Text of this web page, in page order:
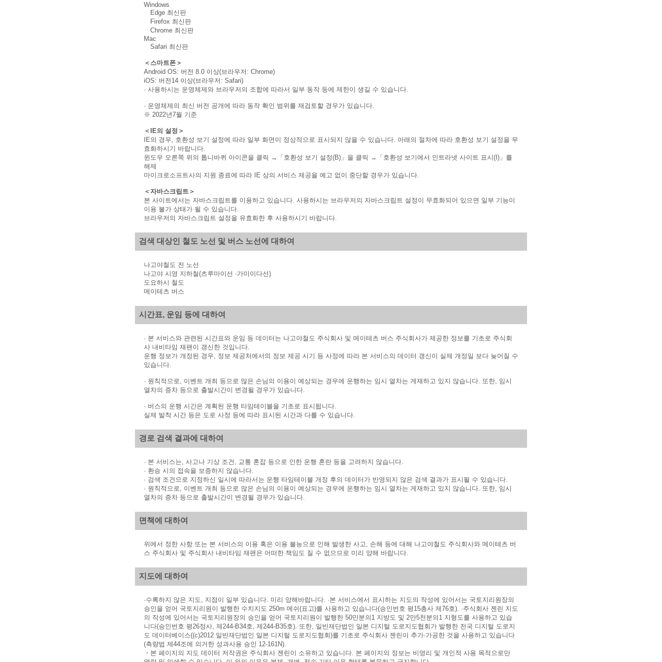
Windows
Edge 최신판
Firefox 최신판
Chrome 최신판
Mac
Safari 최신판
＜스마트폰＞
Android OS: 버전 8.0 이상(브라우저: Chrome)
iOS: 버전14 이상(브라우저: Safari)
· 사용하시는 운영체제와 브라우저의 조합에 따라서 일부 동작 등에 제한이 생길 수 있습니다.
· 운영체제의 최신 버전 공개에 따라 동작 확인 범위를 재검토할 경우가 있습니다.
※ 2022년7월 기준
＜IE의 설정＞
IE의 경우, 호환성 보기 설정에 따라 일부 화면이 정상적으로 표시되지 않을 수 있습니다. 아래의 절차에 따라 호환성 보기 설정을 무
효화하시기 바랍니다.
윈도우 오른쪽 위의 톱니바퀴 아이콘을 클릭 →「호환성 보기 설정(B)」을 클릭 →「호환성 보기에서 인트라넷 사이트 표시(I)」를
해제
마이크로소프트사의 지원 종료에 따라 IE 상의 서비스 제공을 예고 없이 중단할 경우가 있습니다.
＜자바스크립트＞
본 사이트에서는 자바스크립트를 이용하고 있습니다. 사용하시는 브라우저의 자바스크립트 설정이 무효화되어 있으면 일부 기능이
이용 불가 상태가 될 수 있습니다.
브라우저의 자바스크립트 설정을 유효화한 후 사용하시기 바랍니다.
검색 대상인 철도 노선 및 버스 노선에 대하여
나고야철도 전 노선
나고야 시영 지하철(츠루마이선 ·가미이다선)
도요하시 철도
메이테츠 버스
시간표, 운임 등에 대하여
· 본 서비스와 관련된 시간표와 운임 등 데이터는 나고야철도 주식회사 및 메이테츠 버스 주식회사가 제공한 정보를 기초로 주식회
사 내비타임 재팬이 갱신한 것입니다.
운행 정보가 개정된 경우, 정보 제공처에서의 정보 제공 시기 등 사정에 따라 본 서비스의 데이터 갱신이 실제 개정일 보다 늦어질 수
있습니다.
· 원칙적으로, 이벤트 개최 등으로 많은 손님의 이용이 예상되는 경우에 운행하는 임시 열차는 게재하고 있지 않습니다. 또한, 임시
열차의 증차 등으로 출발시간이 변경될 경우가 있습니다.
· 버스의 운행 시간은 계획된 운행 타임테이블을 기초로 표시됩니다.
실제 발착 시간 등은 도로 사정 등에 따라 표시된 시간과 다를 수 있습니다.
경로 검색 결과에 대하여
· 본 서비스는, 사고나 기상 조건, 교통 혼잡 등으로 인한 운행 혼란 등을 고려하지 않습니다.
· 환승 시의 접속을 보증하지 않습니다.
· 검색 조건으로 지정하신 일시에 따라서는 운행 타임테이블 개정 후의 데이터가 반영되지 않은 검색 결과가 표시될 수 있습니다.
· 원칙적으로, 이벤트 개최 등으로 많은 손님의 이용이 예상되는 경우에 운행하는 임시 열차는 게재하고 있지 않습니다. 또한, 임시
열차의 증차 등으로 출발시간이 변경될 경우가 있습니다.
면책에 대하여
위에서 정한 사항 또는 본 서비스의 이용 혹은 이용 불능으로 인해 발생한 사고, 손해 등에 대해 나고야철도 주식회사와 메이테츠 버
스 주식회사 및 주식회사 내비타임 재팬은 어떠한 책임도 질 수 없으므로 미리 양해 바랍니다.
지도에 대하여
·수록하지 않은 지도, 지점이 일부 있습니다. 미리 양해바랍니다. ·본 서비스에서 표시하는 지도의 작성에 있어서는 국토지리원장의
승인을 얻어 국토지리원이 발행한 수치지도 250m 메쉬(표고)를 사용하고 있습니다(승인번호 평15총사 제76호). ·주식회사 젠린 지도
의 작성에 있어서는 국토지리원장의 승인을 얻어 국토지리원이 발행한 50만분의1 지방도 및 2만5천분의1 지형도를 사용하고 있습
니다(승인번호 평26정사, 제244-B34호, 제244-B35호). 또한, 일반재단법인 일본 디지털 도로지도협회가 발행한 전국 디지털 도로지
도 데이터베이스((c)2012 일반재단법인 일본 디지털 도로지도협회)를 기초로 주식회사 젠린이 추가·가공한 것을 사용하고 있습니다
(측량법 제44조에 의거한 성과사용 승인 12-161N).
・본 페이지의 지도 데이터 저작권은 주식회사 젠린이 소유하고 있습니다. 본 페이지의 정보는 비영리 및 개인적 사용 목적으로만